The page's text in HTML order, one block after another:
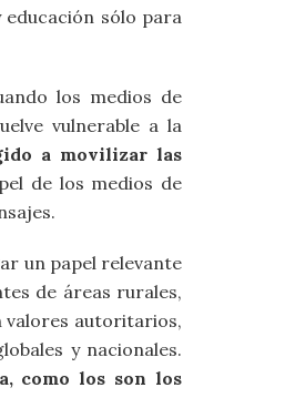
sólo para
los medios de
vulnerable a la
a movilizar las
de los medios de
un papel relevante
de áreas rurales,
valores autoritarios,
y nacionales.
como los son los